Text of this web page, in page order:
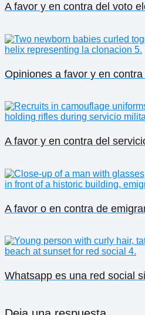
A favor y en contra del voto
Opiniones a favor y en
A favor y en contra del
A favor o en contra de
Whatsapp es una red social